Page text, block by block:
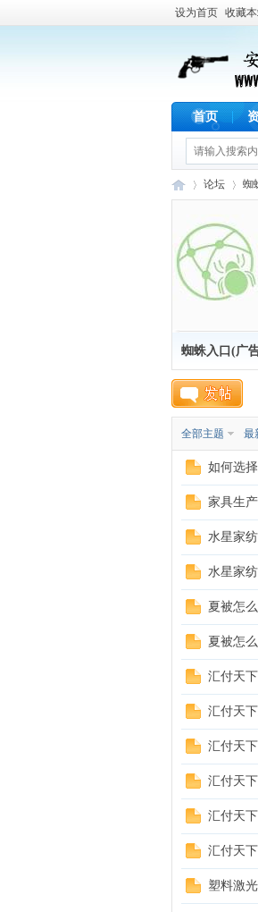
设为首页 收藏
首页
安
随-
»
论坛
›
蜘
蜘蛛入口(广
全部主题 最
如何选
家具生
水星家
水星家
夏被怎
夏被怎
汇付天
汇付天
汇付天
汇付天
汇付天
汇付天
塑料激